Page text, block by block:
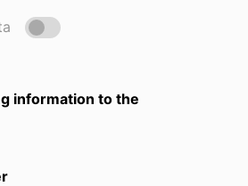
information to the